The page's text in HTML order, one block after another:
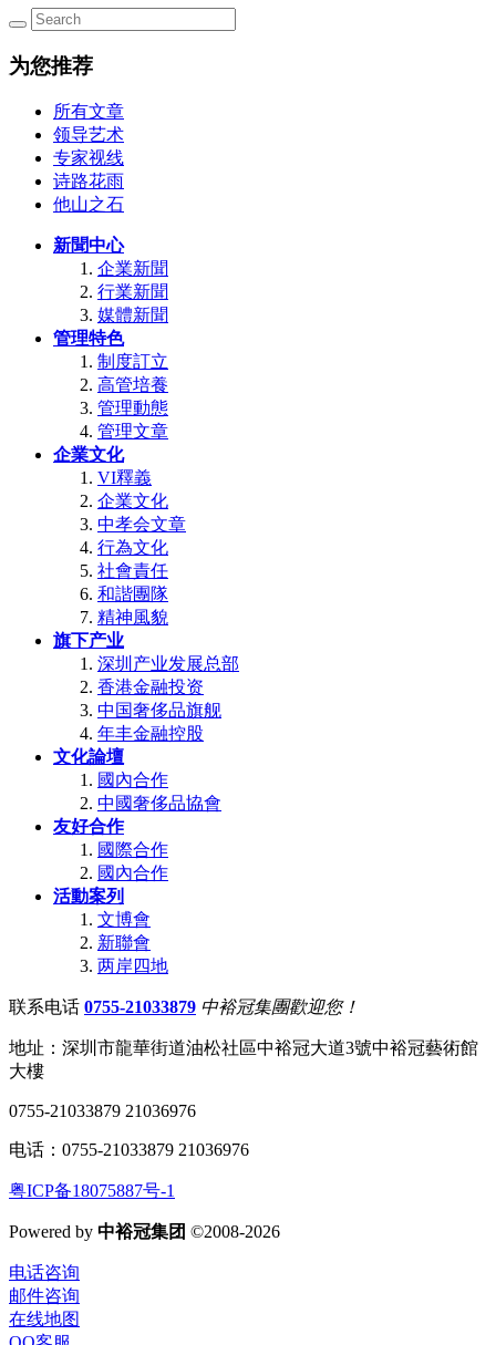
为您推荐
所有文章
领导艺术
专家视线
诗路花雨
他山之石
新聞中心
企業新聞
行業新聞
媒體新聞
管理特色
制度訂立
高管培養
管理動態
管理文章
企業文化
VI釋義
企業文化
中孝会文章
行為文化
社會責任
和諧團隊
精神風貌
旗下产业
深圳产业发展总部
香港金融投资
中国奢侈品旗舰
年丰金融控股
文化論壇
國內合作
中國奢侈品協會
友好合作
國際合作
國內合作
活動案列
文博會
新聯會
两岸四地
联系电话 0755-21033879 中裕冠集團歡迎您！
地址：深圳市龍華街道油松社區中裕冠大道3號中裕冠藝術館
大樓
0755-21033879 21036976
电话：0755-21033879 21036976
粤ICP备18075887号-1
Powered by 中裕冠集团 ©2008-2026
电话咨询
邮件咨询
在线地图